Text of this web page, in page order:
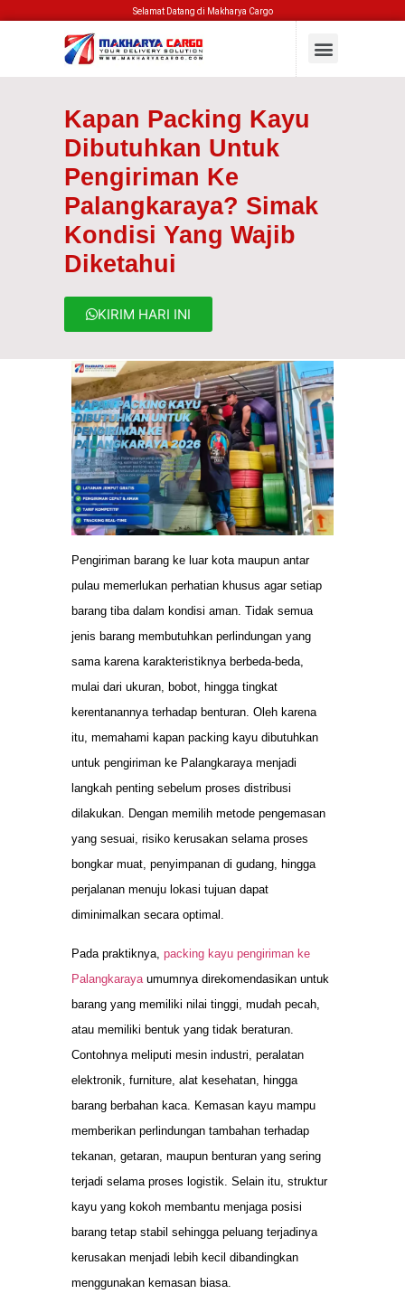
Selamat Datang di Makharya Cargo
Kapan Packing Kayu
Dibutuhkan Untuk
Pengiriman Ke
Palangkaraya? Simak
Kondisi Yang Wajib
Diketahui
KIRIM HARI INI
Pengiriman barang ke luar kota maupun antar
pulau memerlukan perhatian khusus agar setiap
barang tiba dalam kondisi aman. Tidak semua
jenis barang membutuhkan perlindungan yang
sama karena karakteristiknya berbeda-beda,
mulai dari ukuran, bobot, hingga tingkat
kerentanannya terhadap benturan. Oleh karena
itu, memahami kapan packing kayu dibutuhkan
untuk pengiriman ke Palangkaraya menjadi
langkah penting sebelum proses distribusi
dilakukan. Dengan memilih metode pengemasan
yang sesuai, risiko kerusakan selama proses
bongkar muat, penyimpanan di gudang, hingga
perjalanan menuju lokasi tujuan dapat
diminimalkan secara optimal.
Pada praktiknya, packing kayu pengiriman ke
Palangkaraya umumnya direkomendasikan untuk
barang yang memiliki nilai tinggi, mudah pecah,
atau memiliki bentuk yang tidak beraturan.
Contohnya meliputi mesin industri, peralatan
elektronik, furniture, alat kesehatan, hingga
barang berbahan kaca. Kemasan kayu mampu
memberikan perlindungan tambahan terhadap
tekanan, getaran, maupun benturan yang sering
terjadi selama proses logistik. Selain itu, struktur
kayu yang kokoh membantu menjaga posisi
barang tetap stabil sehingga peluang terjadinya
kerusakan menjadi lebih kecil dibandingkan
menggunakan kemasan biasa.